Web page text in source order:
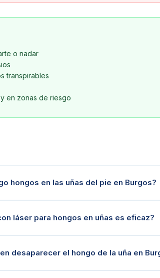
o nadar
transpirables
en zonas de riesgo
hongos en las uñas del pie en Burgos?
láser para hongos en uñas es eficaz?
desaparecer el hongo de la uña en